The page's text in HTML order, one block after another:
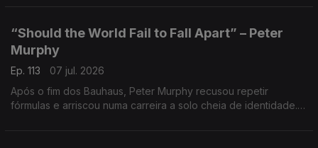
“Should the World Fail to Fall Apart” – Peter
Murphy
Ep. 113
07 jul. 2026
Após o fim dos Bauhaus, Peter Murphy recusou repetir
fórmulas e arriscou numa carreira a solo cheia de identidade.